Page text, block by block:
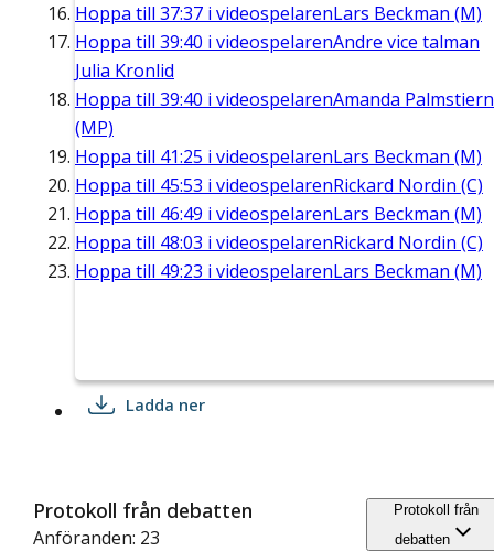
Hoppa till 37:37 i videospelarenLars Beckman (M)
Hoppa till 39:40 i videospelarenAndre vice talman
Julia Kronlid
Hoppa till 39:40 i videospelarenAmanda
(MP)
Hoppa till 41:25 i videospelarenLars Beckman (M)
Hoppa till 45:53 i videospelarenRickard Nordin (C)
Hoppa till 46:49 i videospelarenLars Beckman (M)
Hoppa till 48:03 i videospelarenRickard Nordin (C)
Hoppa till 49:23 i videospelarenLars Beckman (M)
Ladda ner
Protokoll från debatten
Anföranden: 23
Protokoll från
debatten